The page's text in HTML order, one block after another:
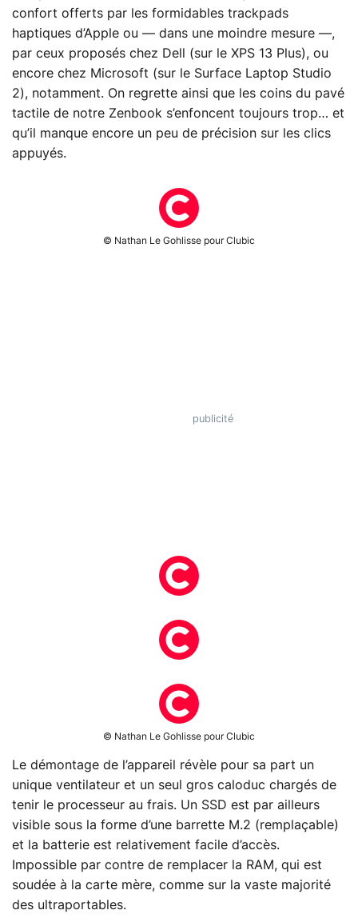
confort offerts par les formidables trackpads
haptiques d’Apple ou — dans une moindre mesure —,
par ceux proposés chez Dell (sur le XPS 13 Plus), ou
encore chez Microsoft (sur le Surface Laptop Studio
2), notamment. On regrette ainsi que les coins du pavé
tactile de notre Zenbook s’enfoncent toujours trop… et
qu’il manque encore un peu de précision sur les clics
appuyés.
© Nathan Le Gohlisse pour Clubic
© Nathan Le Gohlisse pour Clubic
Le démontage de l’appareil révèle pour sa part un
unique ventilateur et un seul gros caloduc chargés de
tenir le processeur au frais. Un SSD est par ailleurs
visible sous la forme d’une barrette M.2 (remplaçable)
et la batterie est relativement facile d’accès.
Impossible par contre de remplacer la RAM, qui est
soudée à la carte mère, comme sur la vaste majorité
des ultraportables.